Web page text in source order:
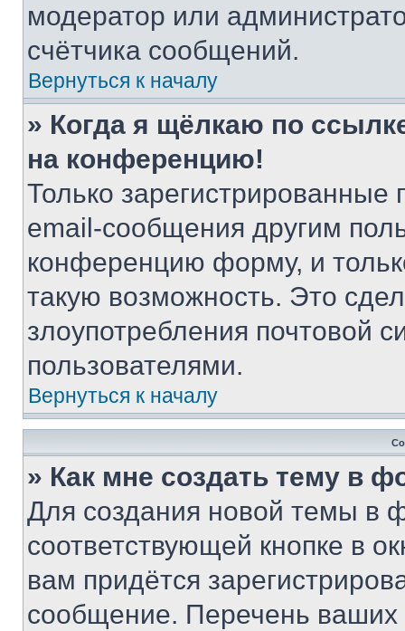
модератор или
счётчика сообщений.
Вернуться к началу
» Когда я щёлкаю по
на конференцию!
Только зарегистрированные
email-сообщения другим
конференцию форму, и
такую возможность. Это
злоупотребления почтовой
пользователями.
Вернуться к началу
» Как мне создать тему в
Для создания новой темы в
соответствующей кнопке в
вам придётся
сообщение. Перечень ваших